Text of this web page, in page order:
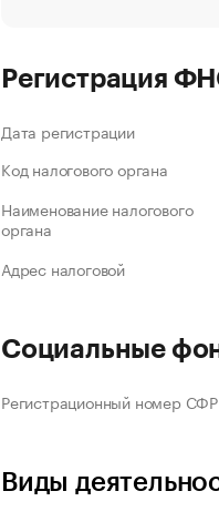
Регистрация
Дата регистрации
Код налогового органа
Наименование налогового
органа
Адрес налоговой
Социальные
Регистрационный номер СФР
Виды